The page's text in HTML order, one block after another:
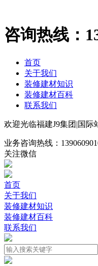
咨询热线：
首页
关于我们
装修建材知识
装修建材百科
联系我们
欢迎光临福建J9集团|国际
业务咨询热线：
关注微信
首页
关于我们
装修建材知识
装修建材百科
联系我们